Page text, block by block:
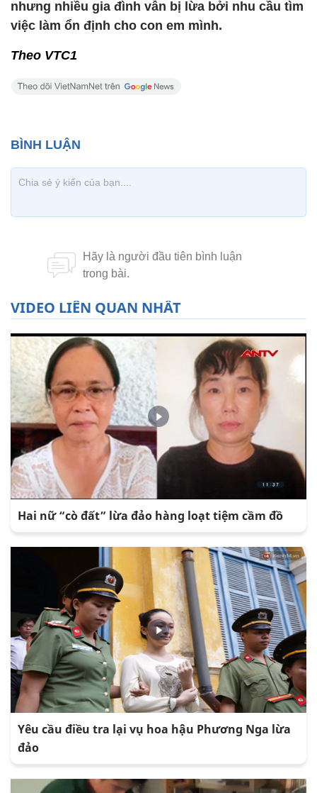
nhưng nhiều gia đình vẫn bị lừa bởi nhu cầu tìm
việc làm ổn định cho con em mình.
Theo VTC1
VIDEO LIÊN QUAN NHẤT
Hai nữ “cò đất” lừa đảo hàng loạt tiệm cầm đồ
Yêu cầu điều tra lại vụ hoa hậu Phương Nga lừa
đảo